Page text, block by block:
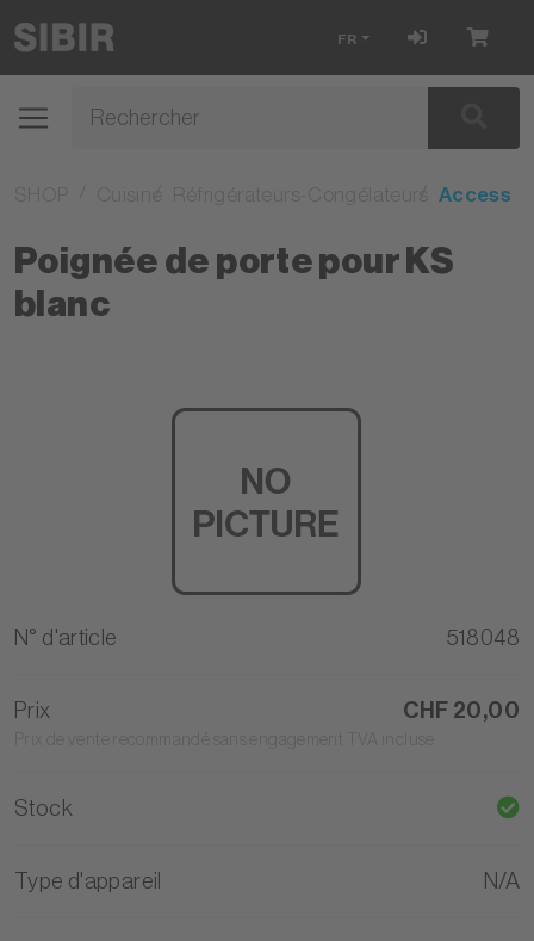
FR
Poignée de porte pour KS
blanc
N° d'article 518048
Prix CHF 20,00
Stock
Type d'appareil N/A